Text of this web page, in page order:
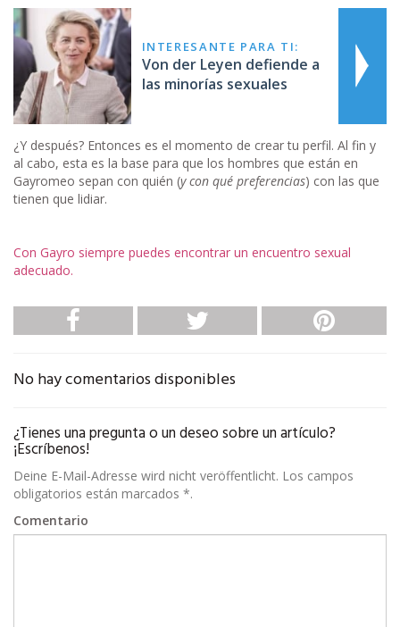
INTERESANTE PARA TI:
Von der Leyen defiende a
las minorías sexuales
¿Y después? Entonces es el momento de crear tu perfil. Al fin y
al cabo, esta es la base para que los hombres que están en
Gayromeo sepan con quién (y con qué preferencias) con las que
tienen que lidiar.
Con Gayro siempre puedes encontrar un encuentro sexual
adecuado.
No hay comentarios disponibles
¿Tienes una pregunta o un deseo sobre un artículo?
¡Escríbenos!
Deine E-Mail-Adresse wird nicht veröffentlicht. Los campos
obligatorios están marcados *.
Comentario